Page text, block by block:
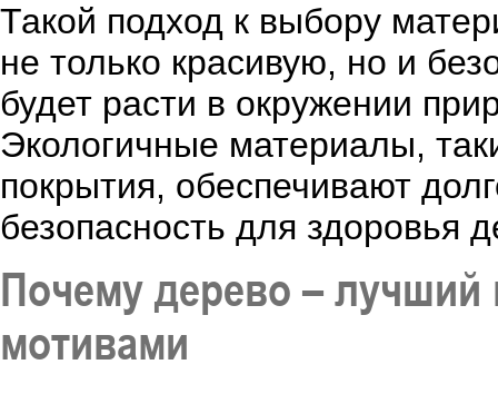
Такой подход к выбору
не только красивую, но и
будет расти в окружении
Экологичные материалы,
покрытия, обеспечивают
безопасность для здоровья
Почему дерево –
мотивами